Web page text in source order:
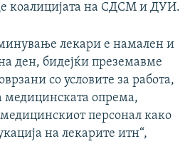
коалицијата на СДСМ и ДУИ.
лекари е намален и
ден, бидејќи преземавме
со условите за работа,
медицинската опрема,
персонал како
на лекарите итн“,